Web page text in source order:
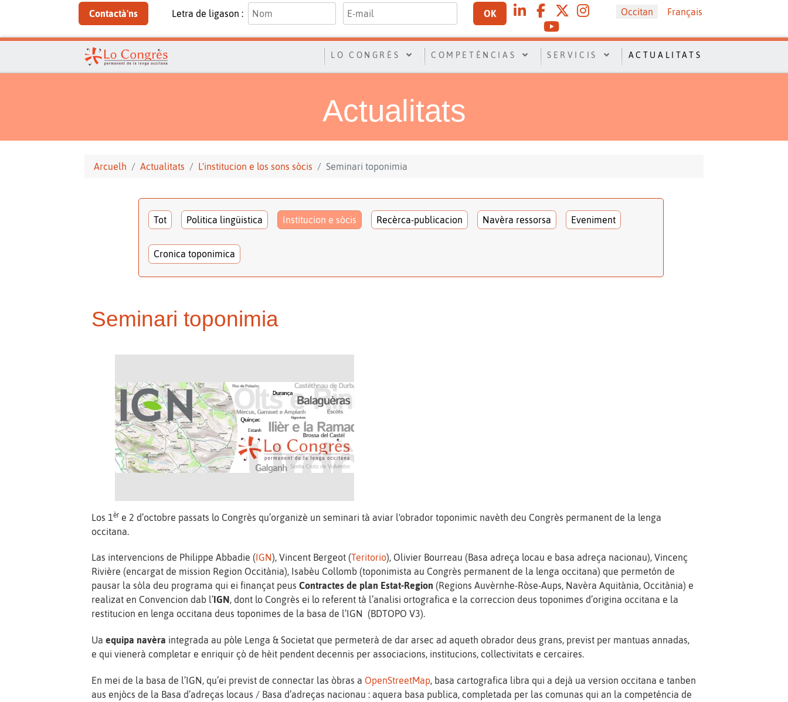
Contactà'ns Letra de ligason : OK Sélectionnez votre langue
Occitan Français
LO CONGRÈS COMPETÉNCIAS SERVICIS ACTUALITATS
Actualitats
Arcuelh Actualitats L'institucion e los sons sòcis Seminari toponimia
Tot Politica lingüistica Institucion e sòcis Recèrca-publicacion Navèra ressorsa Eveniment
Cronica toponimica
Seminari toponimia
Los 1èr e 2 d’octobre passats lo Congrès qu’organizè un seminari tà aviar l'obrador toponimic navèth deu Congrès permanent de la lenga
occitana.
Las intervencions de Philippe Abbadie ( IGN), Vincent Bergeot (Teritorio), Olivier Bourreau (Basa adreça locau e basa adreça nacionau), Vincenç
Rivière (encargat de mission Region Occitània), Isabèu Collomb (toponimista au Congrès permanent de la lenga occitana) que permetón de
pausar la sòla deu programa qui ei finançat peusContractes de plan Estat-Region (Regions Auvèrnhe-Ròse-Aups, Navèra Aquitània, Occitània) e
realizat en Convencion dab l’IGN , dont lo Congrès ei lo referent tà l’analisi ortografica e la correccion deus toponimes d’origina occitana e la
restitucion en lenga occitana deus toponimes de la basa de l’IGN (BDTOPO V3).
Uaequipa navèra integrada au pòle Lenga & Societat que permeterà de dar arsec ad aqueth obrador deus grans, previst per mantuas annadas,
e qui vienerà completar e enriquir çò de hèit pendent decennis per associacions, institucions, collectivitats e cercaires.
En mei de la basa de l’IGN, qu’ei previst de connectar las òbras a OpenStreetMap, basa cartografica libra qui a dejà ua version occitana e tanben
aus enjòcs de la Basa d’adreças locaus / Basa d’adreças nacionau : aquera basa publica, completada per las comunas qui an la competéncia de